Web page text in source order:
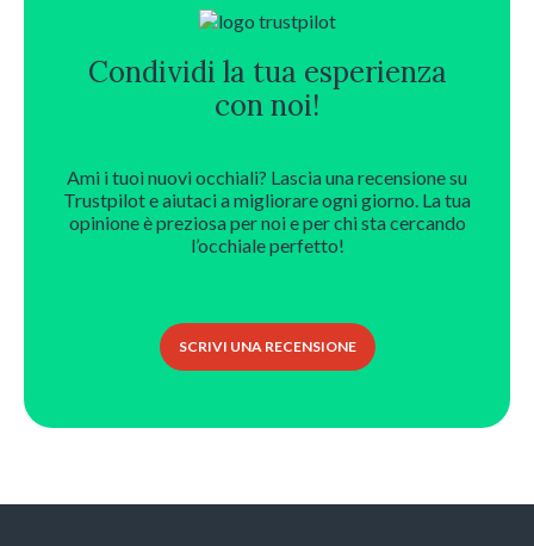
Condividi la tua esperienza
con noi!
Ami i tuoi nuovi occhiali? Lascia una recensione su
Trustpilot e aiutaci a migliorare ogni giorno. La tua
opinione è preziosa per noi e per chi sta cercando
l’occhiale perfetto!
SCRIVI UNA RECENSIONE